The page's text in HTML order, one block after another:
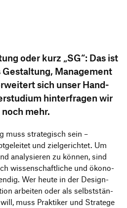
oder kurz „SG“: Das ist
Manage­ment
sich unser Hand­
hinter­fragen wir
mehr.
muss stra­te­gisch sein –
und ziel­ge­richtet. Um
analy­sieren zu können, sind
wissen­schaft­liche und ökono­
Wer heute in der Design­
arbeiten oder als selbst­stän­
muss Prak­tiker und Stra­tege